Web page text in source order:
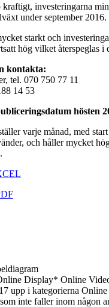
investeringarna
under september
starkt och
hög vilket återspeglas
kontakta:
tel. 070 750 77 11
14 53
hösten
varje månad, med
och håller mycket
Display* Online
upp i kategorierna
inte faller inom någon